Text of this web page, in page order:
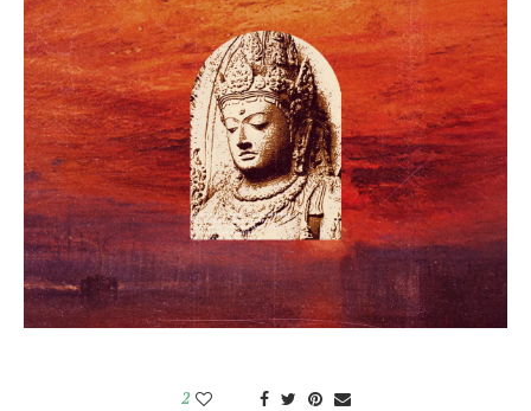
2